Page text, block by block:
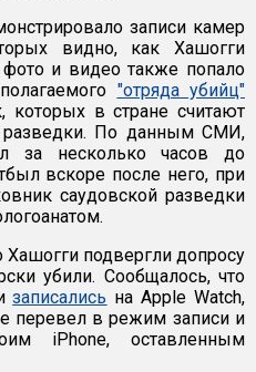
записи камер
видно, как Хашогги
фото и видео также попало
"отряда убийц"
которых в стране считают
разведки. По данным СМИ,
за несколько часов до
вскоре после него, при
саудовской разведки
Хашогги подвергли допросу
убили. Сообщалось, что
записались на Apple Watch,
перевел в режим записи и
iPhone, оставленным